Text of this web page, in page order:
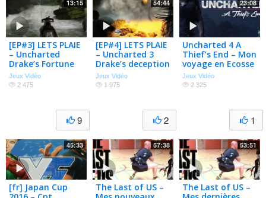
13:15
[EP#3] LETS PLAIE
– Uncharted
Drake’s Fortune
Jeux Vidéo
2 475
9
54:44
[EP#4] LETS PLAIE
– Uncharted 3
Drake’s deception
Jeux Vidéo
1 975
2
23:08
Uncharted 4 A
Thief’s End – Mon
voyage en Ecosse
– LETS PLAIE
[EP#4]
Jeux Vidéo
2 325
1
45:33
[fr] Japan Cup
57:38
The Last of US –
53:51
The Last of US –